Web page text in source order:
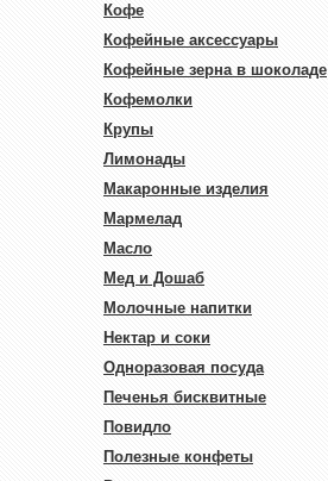
Кофе
Кофейные аксессуары
Кофейные зерна в шоколаде
Кофемолки
Крупы
Лимонады
Макаронные изделия
Мармелад
Масло
Мед и Дошаб
Молочные напитки
Нектар и соки
Одноразовая посуда
Печенья бисквитные
Повидло
Полезные конфеты